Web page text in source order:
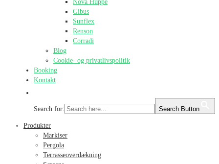
Nova Hüppe
Gibus
Sunflex
Renson
Corradi
Blog
Cookie- og privatlivspolitik
Booking
Kontakt
Search for: Search Button
Produkter
Markiser
Pergola
Terrasseoverdækning